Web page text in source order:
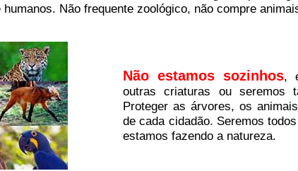
Não frequente zoológico, não compre
Não estamos sozinhos,
outras criaturas ou seremos
Proteger as árvores, os
de cada cidadão. Seremos
estamos fazendo a natureza.